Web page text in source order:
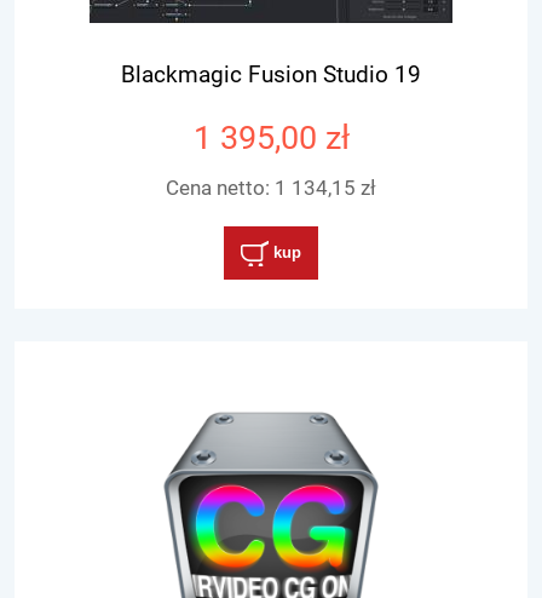
Blackmagic Fusion Studio 19
1 395,00 zł
Cena netto: 1 134,15 zł
kup